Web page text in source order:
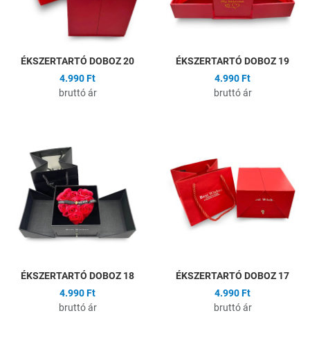
ÉKSZERTARTÓ DOBOZ 20
4.990 Ft
bruttó ár
ÉKSZERTARTÓ DOBOZ 19
4.990 Ft
bruttó ár
Összehasonlítás
Gyors nézet
ÉKSZERTARTÓ DOBOZ 18
4.990 Ft
bruttó ár
ÉKSZERTARTÓ DOBOZ 17
4.990 Ft
bruttó ár